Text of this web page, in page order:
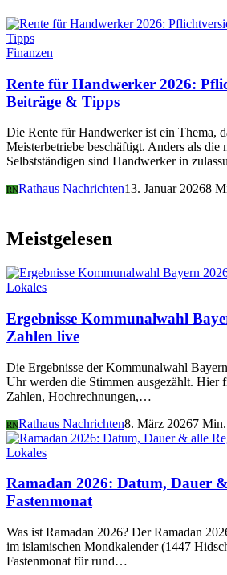
Finanzen
Rente für Handwerker 2026:
Beiträge & Tipps
Die Rente für Handwerker ist ein Thema,
Meisterbetriebe beschäftigt. Anders als die
Selbstständigen sind Handwerker in
RNRathaus Nachrichten13. Januar 20268
Meistgelesen
Lokales
Ergebnisse Kommunalwahl
Zahlen live
Die Ergebnisse der Kommunalwahl
Uhr werden die Stimmen ausgezählt. Hier
Zahlen, Hochrechnungen,…
RNRathaus Nachrichten8. März 20267
Lokales
Ramadan 2026: Datum, Dauer
Fastenmonat
Was ist Ramadan 2026? Der Ramadan
im islamischen Mondkalender (1447
Fastenmonat für rund…